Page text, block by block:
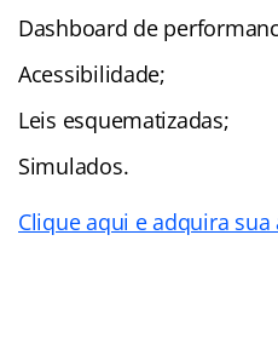
Dashboard de
Acessibilidade;
Leis esquematizadas;
Simulados.
Clique aqui e adquira sua